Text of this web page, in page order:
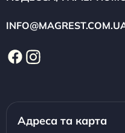
Адреса та карта